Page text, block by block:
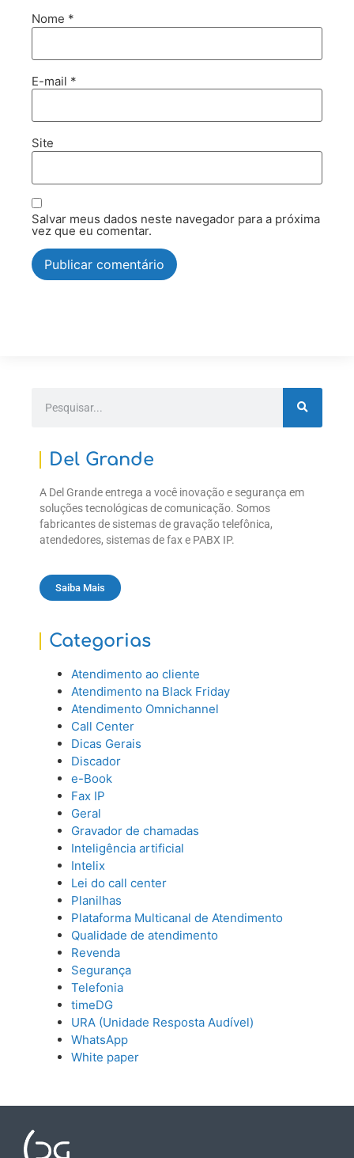
Nome *
E-mail *
Site
Salvar meus dados neste navegador para a próxima
vez que eu comentar.
Del Grande
A Del Grande entrega a você inovação e segurança em
soluções tecnológicas de comunicação. Somos
fabricantes de sistemas de gravação telefônica,
atendedores, sistemas de fax e PABX IP.
Saiba Mais
Categorias
Atendimento ao cliente
Atendimento na Black Friday
Atendimento Omnichannel
Call Center
Dicas Gerais
Discador
e-Book
Fax IP
Geral
Gravador de chamadas
Inteligência artificial
Intelix
Lei do call center
Planilhas
Plataforma Multicanal de Atendimento
Qualidade de atendimento
Revenda
Segurança
Telefonia
timeDG
URA (Unidade Resposta Audível)
WhatsApp
White paper